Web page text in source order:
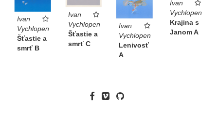
Ivan
Vychlopen
Krajina s
Janom A
Ivan
Vychlopen
Šťastie a
smrť C
Ivan
Vychlopen
Šťastie a
smrť B
Ivan
Vychlopen
Lenivosť
A